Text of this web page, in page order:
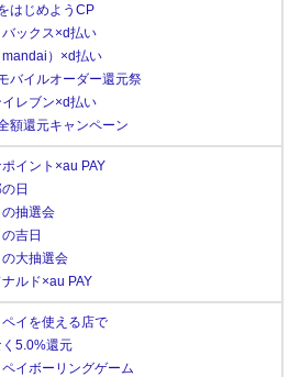
はじめようCP
バックス×d払い
）×d払い
バイルオーダー還元祭
レブン×d払い
額還元キャンペーン
イント×au PAY
日
抽選会
吉日
大抽選会
ルド×au PAY
ペイを使える店で
く5.0%還元
イボーリングゲーム